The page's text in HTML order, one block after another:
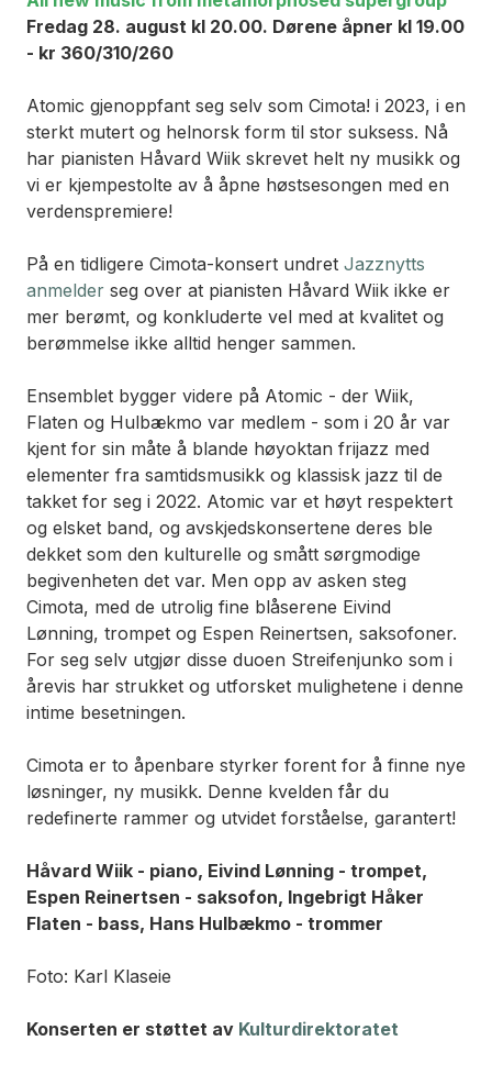
Fredag 28. august kl 20.00. Dørene åpner kl 19.00
- kr 360/310/260
Atomic gjenoppfant seg selv som Cimota! i 2023, i en
sterkt mutert og helnorsk form til stor suksess. Nå
har pianisten Håvard Wiik skrevet helt ny musikk og
vi er kjempestolte av å åpne høstsesongen med en
verdenspremiere!
På en tidligere Cimota-konsert undret Jazznytts
anmelder seg over at pianisten Håvard Wiik ikke er
mer berømt, og konkluderte vel med at kvalitet og
berømmelse ikke alltid henger sammen.
Ensemblet bygger videre på Atomic - der Wiik,
Flaten og Hulbækmo var medlem - som i 20 år var
kjent for sin måte å blande høyoktan frijazz med
elementer fra samtidsmusikk og klassisk jazz til de
takket for seg i 2022. Atomic var et høyt respektert
og elsket band, og avskjedskonsertene deres ble
dekket som den kulturelle og smått sørgmodige
begivenheten det var. Men opp av asken steg
Cimota, med de utrolig fine blåserene Eivind
Lønning, trompet og Espen Reinertsen, saksofoner.
For seg selv utgjør disse duoen Streifenjunko som i
årevis har strukket og utforsket mulighetene i denne
intime besetningen.
Cimota er to åpenbare styrker forent for å finne nye
løsninger, ny musikk. Denne kvelden får du
redefinerte rammer og utvidet forståelse, garantert!
Håvard Wiik - piano, Eivind Lønning - trompet,
Espen Reinertsen - saksofon, Ingebrigt Håker
Flaten - bass, Hans Hulbækmo - trommer
Foto: Karl Klaseie
Konserten er støttet av Kulturdirektoratet